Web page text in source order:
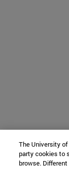
The University
party cookies to
browse.